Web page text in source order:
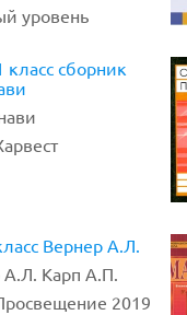
уровень
сборник
Вернер А.Л.
А.Л. Карп А.П.
2019